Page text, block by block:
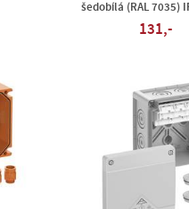
šedobílá (RAL 7035)
131,-